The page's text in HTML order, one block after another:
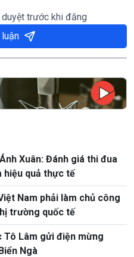
trước khi đăng
Xuân: Đánh giá thi đua
hiệu quả thực tế
Nam phải làm chủ công
trường quốc tế
Tô Lâm gửi điện mừng
Ngà